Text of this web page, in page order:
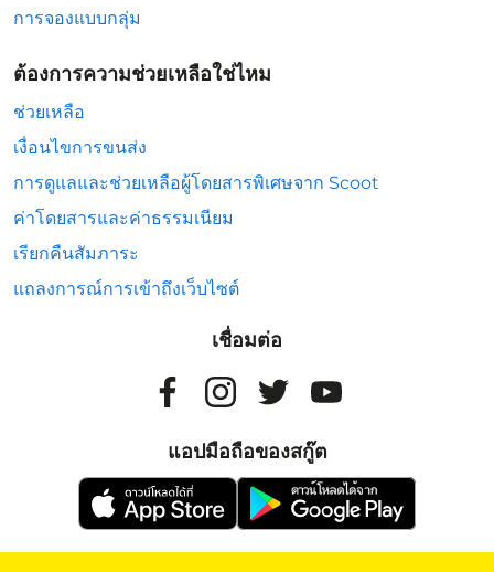
การจองแบบกลุ่ม
ต้องการความช่วยเหลือใช่ไหม
ช่วยเหลือ
เงื่อนไขการขนส่ง
การดูแลและช่วยเหลือผู้โดยสารพิเศษจาก Scoot
ค่าโดยสารและค่าธรรมเนียม
เรียกคืนสัมภาระ
แถลงการณ์การเข้าถึงเว็บไซต์
เชื่อมต่อ
แอปมือถือของสกู๊ต